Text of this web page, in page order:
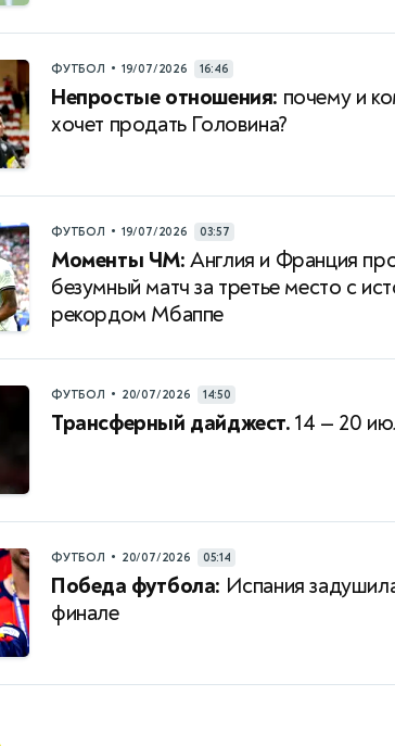
ФУТБОЛ • 19/07/2026 16:46
Непростые отношения: почему и
хочет продать Головина?
ФУТБОЛ • 19/07/2026 03:57
Моменты ЧМ: Англия и Франция
безумный матч за третье место с
рекордом Мбаппе
ФУТБОЛ • 20/07/2026 14:50
Трансферный дайджест. 14 — 20
ФУТБОЛ • 20/07/2026 05:14
Победа футбола: Испания
финале